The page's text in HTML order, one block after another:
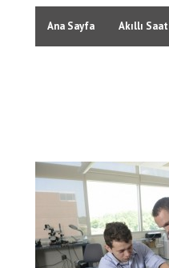
Ana Sayfa Akıllı Saat